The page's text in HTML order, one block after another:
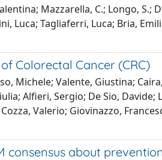
Mazzarella, C.; Longo, S.;
Luca; Tagliaferri, Luca; Bria,
Colorectal Cancer (CRC)
Michele; Valente, Giustina;
Alfieri, Sergio; De Sio,
Valerio; Giovinazzo,
consensus about